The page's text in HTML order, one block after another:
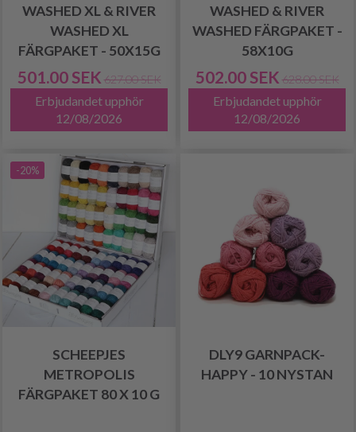
WASHED XL & RIVER
WASHED XL
FÄRGPAKET - 50X15G
501.00 SEK 627.00 SEK
Erbjudandet upphör
12/08/2026
WASHED & RIVER
WASHED FÄRGPAKET -
58X10G
502.00 SEK 628.00 SEK
Erbjudandet upphör
12/08/2026
-20%
SCHEEPJES
METROPOLIS
FÄRGPAKET 80 X 10 G
DLY9 GARNPACK-
HAPPY - 10 NYSTAN